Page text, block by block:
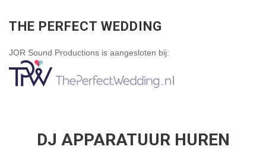
THE PERFECT WEDDING
JOR Sound Productions is aangesloten bij:
DJ APPARATUUR HUREN